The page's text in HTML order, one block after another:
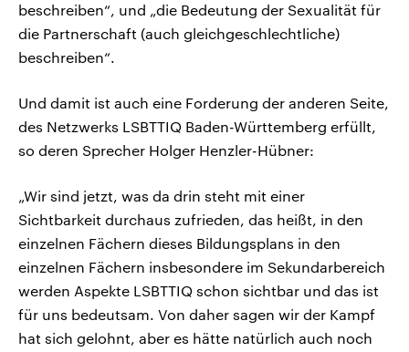
beschreiben“, und „die Bedeutung der Sexualität für
die Partnerschaft (auch gleichgeschlechtliche)
beschreiben“.
Und damit ist auch eine Forderung der anderen Seite,
des Netzwerks LSBTTIQ Baden-Württemberg erfüllt,
so deren Sprecher Holger Henzler-Hübner:
„Wir sind jetzt, was da drin steht mit einer
Sichtbarkeit durchaus zufrieden, das heißt, in den
einzelnen Fächern dieses Bildungsplans in den
einzelnen Fächern insbesondere im Sekundarbereich
werden Aspekte LSBTTIQ schon sichtbar und das ist
für uns bedeutsam. Von daher sagen wir der Kampf
hat sich gelohnt, aber es hätte natürlich auch noch